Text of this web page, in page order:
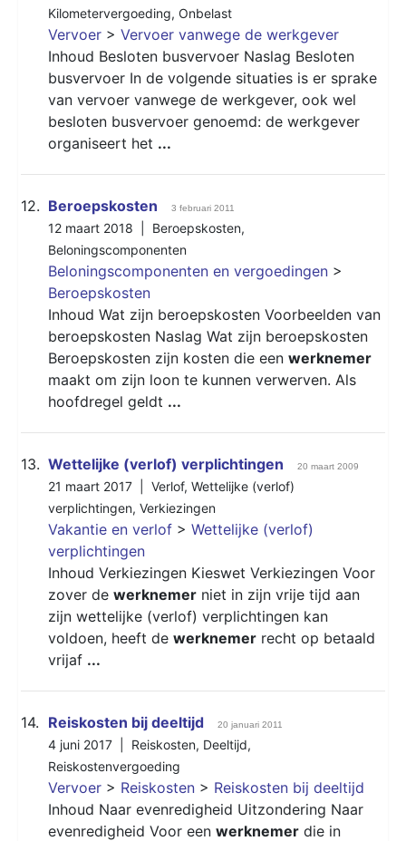
Kilometervergoeding, Onbelast
Vervoer > Vervoer vanwege de werkgever
Inhoud Besloten busvervoer Naslag Besloten
busvervoer In de volgende situaties is er sprake
van vervoer vanwege de werkgever, ook wel
besloten busvervoer genoemd: de werkgever
organiseert het ...
12. Beroepskosten 3 februari 2011
12 maart 2018 | Beroepskosten,
Beloningscomponenten
Beloningscomponenten en vergoedingen >
Beroepskosten
Inhoud Wat zijn beroepskosten Voorbeelden van
beroepskosten Naslag Wat zijn beroepskosten
Beroepskosten zijn kosten die een werknemer
maakt om zijn loon te kunnen verwerven. Als
hoofdregel geldt ...
13. Wettelijke (verlof) verplichtingen 20 maart 2009
21 maart 2017 | Verlof, Wettelijke (verlof)
verplichtingen, Verkiezingen
Vakantie en verlof > Wettelijke (verlof)
verplichtingen
Inhoud Verkiezingen Kieswet Verkiezingen Voor
zover de werknemer niet in zijn vrije tijd aan
zijn wettelijke (verlof) verplichtingen kan
voldoen, heeft de werknemer recht op betaald
vrijaf ...
14. Reiskosten bij deeltijd 20 januari 2011
4 juni 2017 | Reiskosten, Deeltijd,
Reiskostenvergoeding
Vervoer > Reiskosten > Reiskosten bij deeltijd
Inhoud Naar evenredigheid Uitzondering Naar
evenredigheid Voor een werknemer die in